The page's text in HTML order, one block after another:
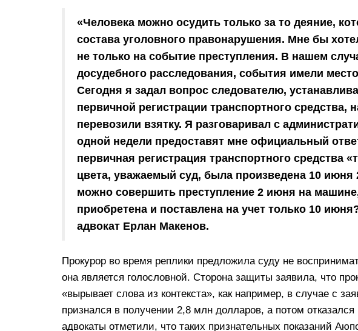
«Человека можно осудить только за то деяние,
состава уголовного правонарушения. Мне бы
не только на событие преступления. В нашем
досудебного расследования, события имели
Сегодня я задал вопрос следователю,
первичной регистрации транспортного средства,
перевозили взятку. Я разговаривал с
одной недели предоставят мне официальный
первичная регистрация транспортного средства
цвета, уважаемый суд, была произведена 10 июня
можно совершить преступление 2 июня на
приобретена и поставлена на учет только 10
адвокат Ерлан Макенов.
Прокурор во время реплики предложила суду не
она является голословной. Сторона защиты заявила, что
«вырывает слова из контекста», как например, в случае с
признался в получении 2,8 млн долларов, а потом
адвокаты отметили, что таких признательных показаний